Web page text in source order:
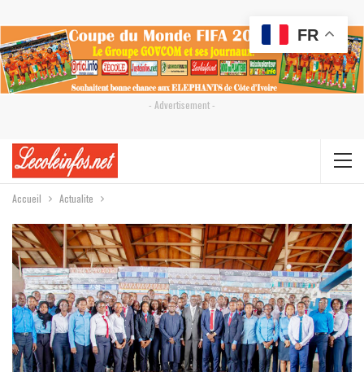
- Advertisement -
Accueil Actualite
FR